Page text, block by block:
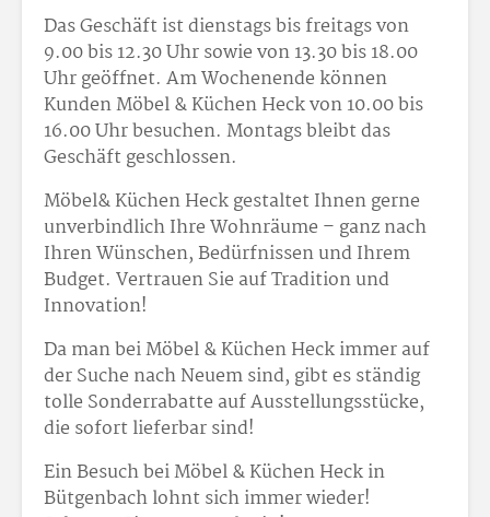
Das Geschäft ist dienstags bis freitags von
9.00 bis 12.30 Uhr sowie von 13.30 bis 18.00
Uhr geöffnet. Am Wochenende können
Kunden Möbel & Küchen Heck von 10.00 bis
16.00 Uhr besuchen. Montags bleibt das
Geschäft geschlossen.
Möbel& Küchen Heck gestaltet Ihnen gerne
unverbindlich Ihre Wohnräume – ganz nach
Ihren Wünschen, Bedürfnissen und Ihrem
Budget. Vertrauen Sie auf Tradition und
Innovation!
Da man bei Möbel & Küchen Heck immer auf
der Suche nach Neuem sind, gibt es ständig
tolle Sonderrabatte auf Ausstellungsstücke,
die sofort lieferbar sind!
Ein Besuch bei Möbel & Küchen Heck in
Bütgenbach lohnt sich immer wieder!